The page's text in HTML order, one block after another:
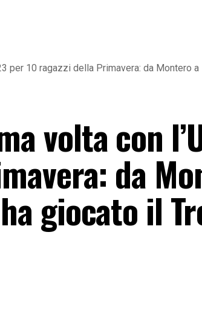
per 10 ragazzi della Primavera: da Montero
volta con
da
giocato il